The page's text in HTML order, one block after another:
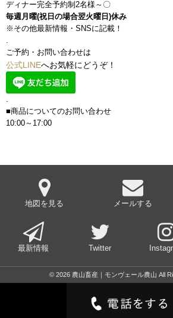
ディナー完全予約制2名様～〇
毎週月曜(祝日の場合翌火曜日)休み
※その他最新情報・SNSに記載！
.
ご予約・お問い合わせは
公式LINEへお気軽にどうぞ！
■商品についてのお問い合わせ
10:00～17:00
地図を見る メールする
最新情報 Twitter
© 2026 農山畜産｜モンヴェール農山 All